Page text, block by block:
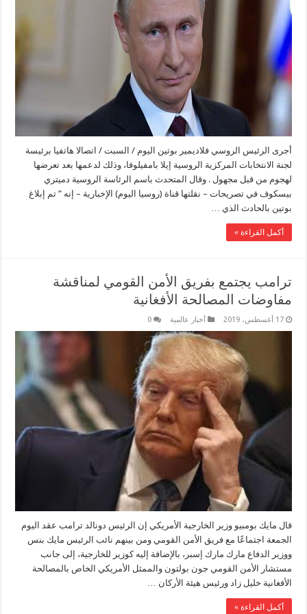
أجرى الرئيس الروسي فلاديمير بوتين اليوم / السبت / اتصالا هاتفيا برئيسة
لجنة الانتخابات المركزية الروسية إيلا بامفيلوفا، وذلك لدعمها بعد تعرضها
لهجوم من قبل مجهول . وقال المتحدث باسم الرئاسة الروسية دميتري
بيسكوف في تصريحات – نقلتها قناة (روسيا اليوم) الإخبارية – إنه ” تم إبلاغ
بوتين بالحادث الذي …
أكمل القراءة »
ترامب يجتمع بفريق الأمن القومي لمناقشة
مفاوضات المصالحة الأفغانية
17 أغسطس، 2019 أخبار عالمية 0
قال مايك بومبيو وزير الخارجية الأمريكي إن الرئيس دونالد ترامب عقد اليوم
الجمعة اجتماعًا مع فريق الأمن القومي ومن بينهم نائب الرئيس مايك بنس
ووزير الدفاع مارك مارك إسبر، بالإضافة إليه كوزير للخارجية، إلى جانب
مستشار الأمن القومي جون بولتون والممثل الأمريكي الخاص بالمصالحة
الأفغانية خليل زاد ورئيس هيئة الأركان …
أكمل القراءة »